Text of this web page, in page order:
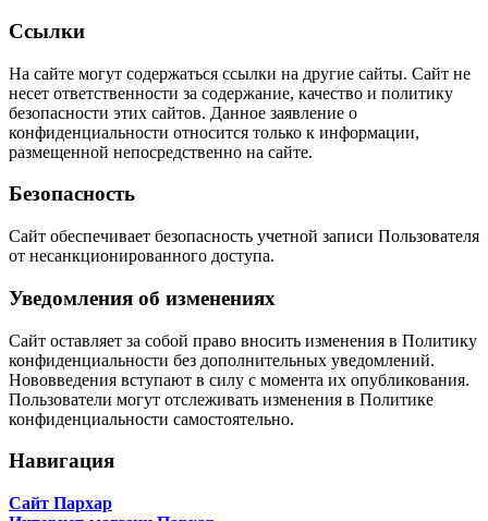
Ссылки
На сайте могут содержаться ссылки на другие сайты. Сайт не
несет ответственности за содержание, качество и политику
безопасности этих сайтов. Данное заявление о
конфиденциальности относится только к информации,
размещенной непосредственно на сайте.
Безопасность
Сайт обеспечивает безопасность учетной записи Пользователя
от несанкционированного доступа.
Уведомления об изменениях
Сайт оставляет за собой право вносить изменения в Политику
конфиденциальности без дополнительных уведомлений.
Нововведения вступают в силу с момента их опубликования.
Пользователи могут отслеживать изменения в Политике
конфиденциальности самостоятельно.
Навигация
Сайт Пархар